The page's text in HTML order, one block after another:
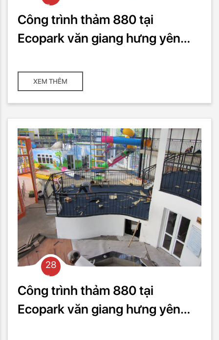
Th03
Công trình thảm 880 tại
Ecopark văn giang hưng yên
XEM THÊM
28
Th03
Công trình thảm 880 tại
Ecopark văn giang hưng yên